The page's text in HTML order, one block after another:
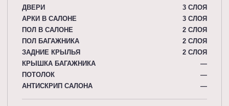
ДВЕРИ
3 СЛОЯ
АРКИ В САЛОНЕ
3 СЛОЯ
ПОЛ В САЛОНЕ
2 СЛОЯ
ПОЛ БАГАЖНИКА
2 СЛОЯ
ЗАДНИЕ КРЫЛЬЯ
2 СЛОЯ
КРЫШКА БАГАЖНИКА
—
ПОТОЛОК
—
АНТИСКРИП САЛОНА
—